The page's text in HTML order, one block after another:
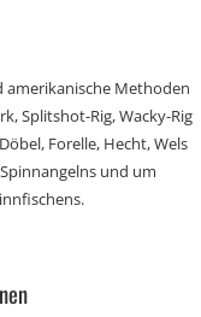
amerikanische Methoden
Splitshot-Rig, Wacky-Rig
Forelle, Hecht, Wels
und um